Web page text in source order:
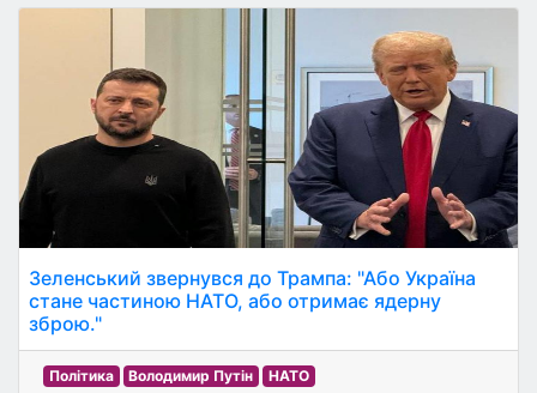
Зеленський звернувся до Трампа: "Або Україна
стане частиною НАТО, або отримає ядерну
зброю."
Політика Володимир Путін НАТО